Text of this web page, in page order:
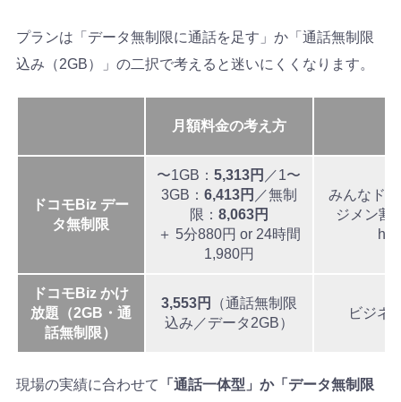
プランは「データ無制限に通話を足す」か「通話無制限
込み（2GB）」の二択で考えると迷いにくくなります。
月額料金の考え方
ドコモBiz デー
タ無制限
〜1GB：5,313円 ／1〜
3GB： 6,413円 ／無制
限： 8,063円
＋ 5分880円 or 24時間
1,980円
みんなド
ジメン割
ドコモBiz かけ
放題（2GB・通
話無制限）
3,553円
（通話無制限
込み／データ2GB）
ビジネ
現場の実績に合わせて
「通話一体型」か「データ無制限